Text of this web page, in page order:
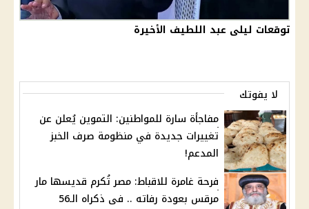
توقعات ليلى عبد اللطيف الأخيرة
لا يفوتك
مفاجأة سارة للمواطنين: التموين يُعلن عن
تغييرات جديدة في منظومة صرف الخبز
المدعم!
فرحة غامرة للاقباط: مصر تُكرم قديسها مار
مرقس بعودة رفاته .. فى ذكراه الـ56